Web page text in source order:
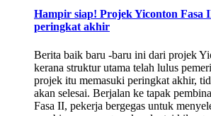
Hampir siap! Projek Yiconton Fasa
peringkat akhir
Berita baik baru -baru ini dari projek
kerana struktur utama telah lulus
projek itu memasuki peringkat akhir,
akan selesai. Berjalan ke tapak
Fasa II, pekerja bergegas untuk